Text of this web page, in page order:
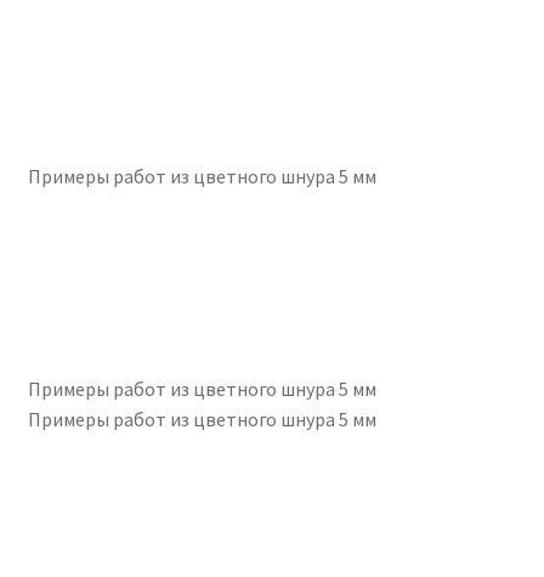
Примеры работ из цветного шнура 5 мм
Примеры работ из цветного шнура 5 мм
Примеры работ из цветного шнура 5 мм